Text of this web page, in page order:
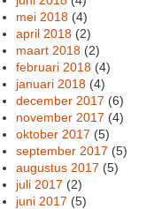
mei 2018 (4)
april 2018 (2)
maart 2018 (2)
februari 2018 (4)
januari 2018 (4)
december 2017 (6)
november 2017 (4)
oktober 2017 (5)
september 2017 (5)
augustus 2017 (5)
juli 2017 (2)
juni 2017 (5)